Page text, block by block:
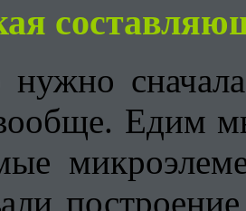
нужно
Едим